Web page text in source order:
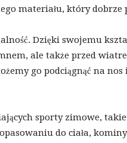
materiału, który dobrze
Dzięki swojemu
ale także przed
go podciągnąć na nos
sporty zimowe,
do ciała,